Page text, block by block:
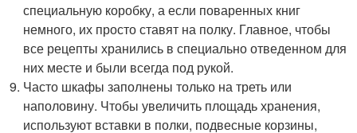
специальную коробку, а если поваренных книг
немного, их просто ставят на полку. Главное, чтобы
все рецепты хранились в специально отведенном для
них месте и были всегда под рукой.
Часто шкафы заполнены только на треть или
наполовину. Чтобы увеличить площадь хранения,
используют вставки в полки, подвесные корзины,